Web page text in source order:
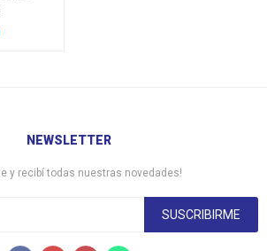
NEWSLETTER
y recibí todas nuestras novedades!
SUSCRIBIRME